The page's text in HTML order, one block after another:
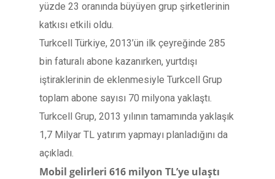
yüzde 23 oranında büyüyen grup şirketlerinin
katkısı etkili oldu.
Turkcell Türkiye, 2013’ün ilk çeyreğinde 285
bin faturalı abone kazanırken, yurtdışı
iştiraklerinin de eklenmesiyle Turkcell Grup
toplam abone sayısı 70 milyona yaklaştı.
Turkcell Grup, 2013 yılının tamamında yaklaşık
1,7 Milyar TL yatırım yapmayı planladığını da
açıkladı.
Mobil gelirleri 616 milyon TL’ye ulaştı